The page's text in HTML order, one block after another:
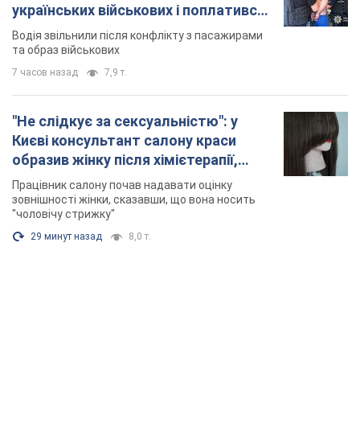
українських військових і поплатився.
Відео
Водія звільнили після конфлікту з пасажирами
та образ військових
7 часов назад 7,9 т.
"Не слідкує за сексуальністю": у
Києві консультант салону краси
образив жінку після хімієтерапії,
розгорівся скандал. Фото
Працівник салону почав надавати оцінку
зовнішності жінки, сказавши, що вона носить
"чоловічу стрижку"
29 минут назад 8,0 т.